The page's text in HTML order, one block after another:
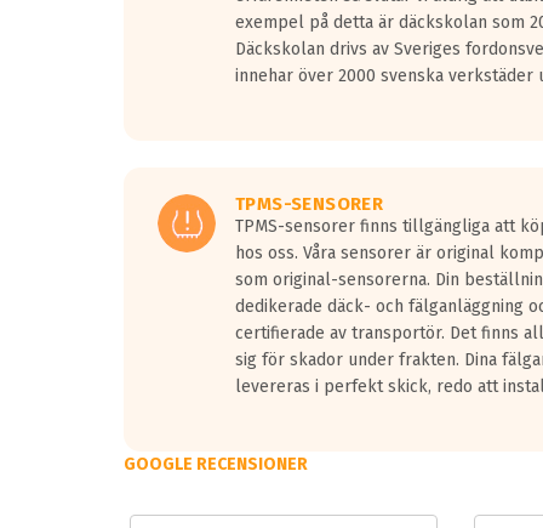
Vid körning i över 50km/h brukar
På däckmärkningen kommer det finnas en
medans de vita vågorna påvisar om det är ett tyst
Ett däck med tre svarta vågor uppnår de
exempel på detta är däckskolan som
Däckskolan drivs av Sveriges
innehar över 2000 svenska verkstäder
TPMS-SENSORER
TPMS-sensorer finns tillgängliga att
hos oss. Våra sensorer är original
som original-sensorerna. Din
dedikerade däck- och fälganläggning
certifierade av transportör. Det finns
sig för skador under frakten. Dina
levereras i perfekt skick, redo att
GOOGLE RECENSIONER